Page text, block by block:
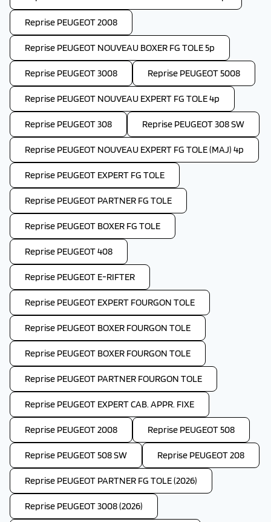
Reprise PEUGEOT 2008
Reprise PEUGEOT NOUVEAU BOXER FG TOLE 5p
Reprise PEUGEOT 3008 Reprise PEUGEOT 5008
Reprise PEUGEOT NOUVEAU EXPERT FG TOLE 4p
Reprise PEUGEOT 308 Reprise PEUGEOT 308 SW
Reprise PEUGEOT NOUVEAU EXPERT FG TOLE (MAJ) 4p
Reprise PEUGEOT EXPERT FG TOLE
Reprise PEUGEOT PARTNER FG TOLE
Reprise PEUGEOT BOXER FG TOLE
Reprise PEUGEOT 408
Reprise PEUGEOT E-RIFTER
Reprise PEUGEOT EXPERT FOURGON TOLE
Reprise PEUGEOT BOXER FOURGON TOLE
Reprise PEUGEOT BOXER FOURGON TOLE
Reprise PEUGEOT PARTNER FOURGON TOLE
Reprise PEUGEOT EXPERT CAB. APPR. FIXE
Reprise PEUGEOT 2008 Reprise PEUGEOT 508
Reprise PEUGEOT 508 SW Reprise PEUGEOT 208
Reprise PEUGEOT PARTNER FG TOLE (2026)
Reprise PEUGEOT 3008 (2026)